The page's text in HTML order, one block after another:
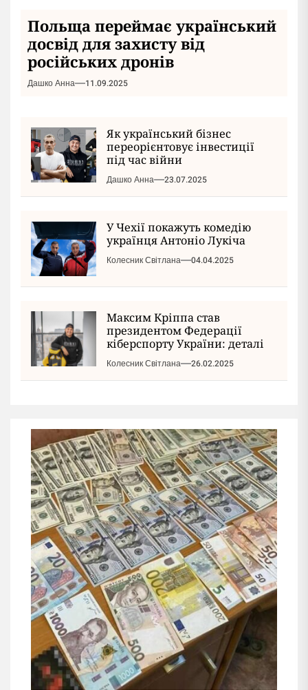
Польща переймає український
досвід для захисту від
російських дронів
Дашко Анна 11.09.2025
Як український бізнес
переорієнтовує інвестиції
під час війни
Дашко Анна 23.07.2025
У Чехії покажуть комедію
українця Антоніо Лукіча
Колесник Світлана 04.04.2025
Максим Кріппа став
президентом Федерації
кіберспорту України: деталі
Колесник Світлана 26.02.2025